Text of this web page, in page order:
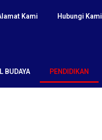
Kami Hubungi Kami
BUDAYA PENDIDIKAN